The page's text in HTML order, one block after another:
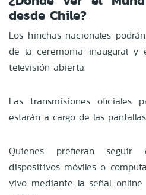
desde Chile?
Los hinchas nacionales
de la ceremonia inaugural
televisión abierta.
Las transmisiones oficiales
estarán a cargo de las
Quienes prefieran
dispositivos móviles o
vivo mediante la señal